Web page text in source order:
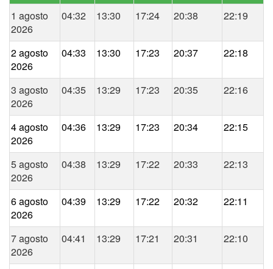
1 agosto
2026
04:32 13:30 17:24 20:38 22:19
2 agosto
2026
04:33 13:30 17:23 20:37 22:18
3 agosto
2026
04:35 13:29 17:23 20:35 22:16
4 agosto
2026
04:36 13:29 17:23 20:34 22:15
5 agosto
2026
04:38 13:29 17:22 20:33 22:13
6 agosto
2026
04:39 13:29 17:22 20:32 22:11
7 agosto
2026
04:41 13:29 17:21 20:31 22:10